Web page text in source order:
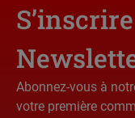
Abonnez-vous à
votre première